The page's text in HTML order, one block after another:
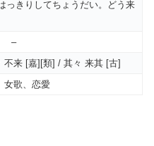
っきりしてちょうだい。どう来
–
来 [嘉][類] / 其々 来其 [古]
女歌、恋愛